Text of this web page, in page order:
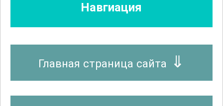
Навгиация
Главная страница сайта